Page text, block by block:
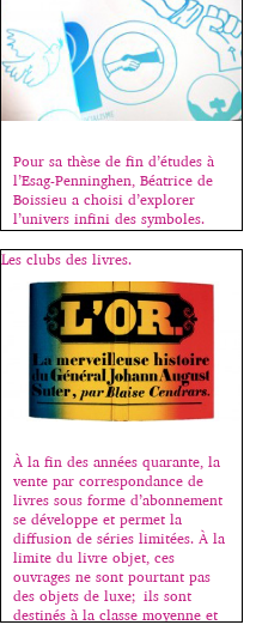
Pour sa thèse de fin d’études à
l’Esag-Penninghen, Béatrice de
Boissieu a choisi d’explorer
l’univers infini des symboles.
Dans un ouvrage de plus de 400
pages (une centaine de mots
sont répertoriés par ordre
alphabétique de abeille à
visage), elle les analyse et
répertorie leurs représentations
graphiques afin d’en présenter
une vision contemporaine et
accessible […]
Les clubs des livres.
À la fin des années quarante, la
vente par correspondance de
livres sous forme d’abonnement
se développe et permet la
diffusion de séries limitées. À la
limite du livre objet, ces
ouvrages ne sont pourtant pas
des objets de luxe; ils sont
destinés à la classe moyenne et